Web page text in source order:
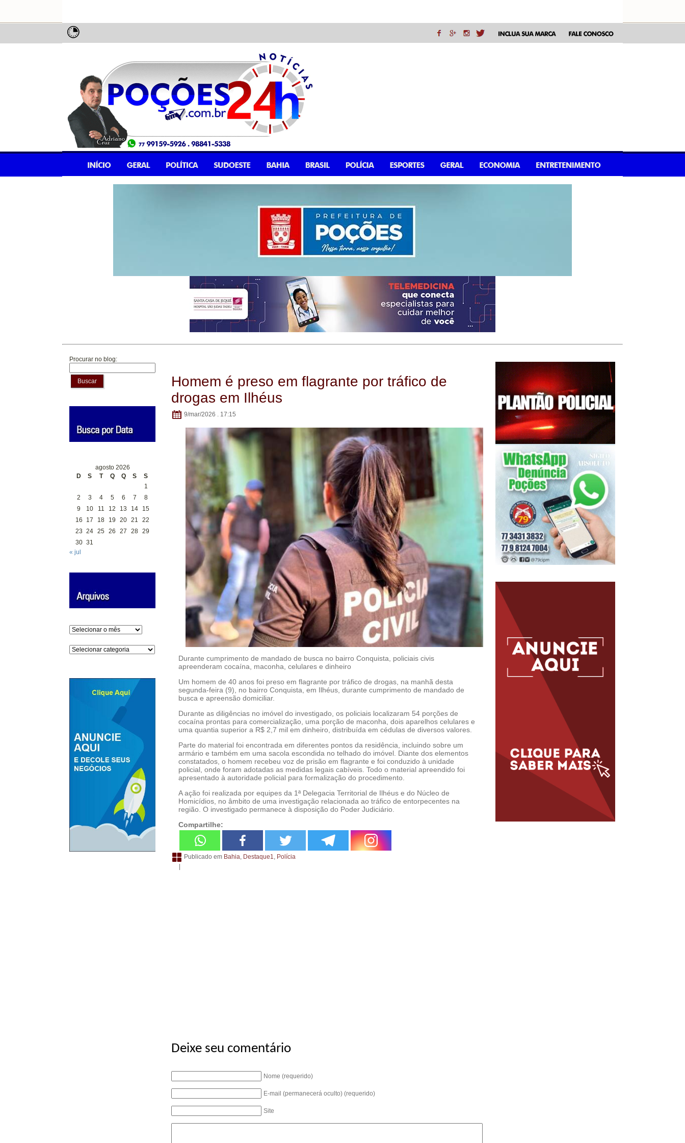
Procurar no blog:
Buscar
agosto 2026
D
S T Q Q S
S
1
2
3 4 5 6 7
8
9
10 11 12 13 14
15
16
17 18 19 20 21
22
23 24 25 26 27 28 29
30 31
« jul
Arquivos
Categorias
Homem é preso em flagrante por tráfico de
drogas em Ilhéus
9/mar/2026 . 17:15
Durante cumprimento de mandado de busca no bairro Conquista, policiais civis
apreenderam cocaína, maconha, celulares e dinheiro
Um homem de 40 anos foi preso em flagrante por tráfico de drogas, na manhã desta
segunda-feira (9), no bairro Conquista, em Ilhéus, durante cumprimento de mandado de
busca e apreensão domiciliar.
Durante as diligências no imóvel do investigado, os policiais localizaram 54 porções de
cocaína prontas para comercialização, uma porção de maconha, dois aparelhos celulares e
uma quantia superior a R$ 2,7 mil em dinheiro, distribuída em cédulas de diversos valores.
Parte do material foi encontrada em diferentes pontos da residência, incluindo sobre um
armário e também em uma sacola escondida no telhado do imóvel. Diante dos elementos
constatados, o homem recebeu voz de prisão em flagrante e foi conduzido à unidade
policial, onde foram adotadas as medidas legais cabíveis. Todo o material apreendido foi
apresentado à autoridade policial para formalização do procedimento.
A ação foi realizada por equipes da 1ª Delegacia Territorial de Ilhéus e do Núcleo de
Homicídios, no âmbito de uma investigação relacionada ao tráfico de entorpecentes na
região. O investigado permanece à disposição do Poder Judiciário.
Compartilhe:
Publicado em Bahia Destaque1
Polícia
|
Deixe seu comentário
Nome (requerido)
E-mail (permanecerá oculto) (requerido)
Site